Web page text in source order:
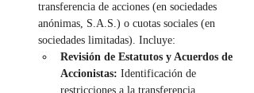
transferencia de acciones (en sociedades
anónimas, S.A.S.) o cuotas sociales (en
sociedades limitadas). Incluye:
Revisión de Estatutos y Acuerdos de
Accionistas: Identificación de
restricciones a la transferencia